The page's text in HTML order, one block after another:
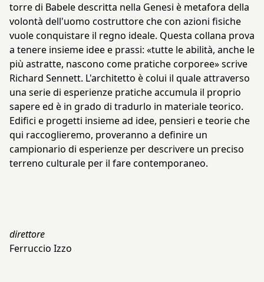
torre di Babele descritta nella Genesi è metafora della
volontà dell'uomo costruttore che con azioni fisiche
vuole conquistare il regno ideale. Questa collana prova
a tenere insieme idee e prassi: «tutte le abilità, anche le
più astratte, nascono come pratiche corporee» scrive
Richard Sennett. L'architetto è colui il quale attraverso
una serie di esperienze pratiche accumula il proprio
sapere ed è in grado di tradurlo in materiale teorico.
Edifici e progetti insieme ad idee, pensieri e teorie che
qui raccoglieremo, proveranno a definire un
campionario di esperienze per descrivere un preciso
terreno culturale per il fare contemporaneo.
direttore
Ferruccio Izzo